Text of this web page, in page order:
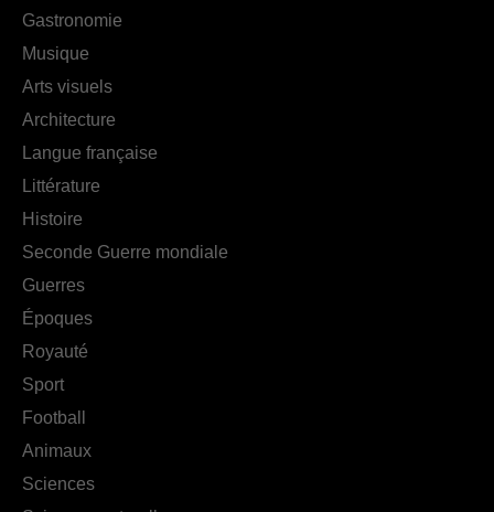
Gastronomie
Musique
Arts visuels
Architecture
Langue française
Littérature
Histoire
Seconde Guerre mondiale
Guerres
Époques
Royauté
Sport
Football
Animaux
Sciences